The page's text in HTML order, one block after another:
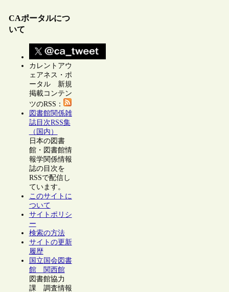
CAポータルにつ
いて
カレントアウ
ェアネス・ポ
ータル 新規
掲載コンテン
ツのRSS：
図書館関係雑
誌目次RSS集
（国内）
日本の図書
館・図書館情
報学関係情報
誌の目次を
RSSで配信し
ています。
このサイトに
ついて
サイトポリシ
ー
検索の方法
サイトの更新
履歴
国立国会図書
館 関西館
図書館協力
課 調査情報